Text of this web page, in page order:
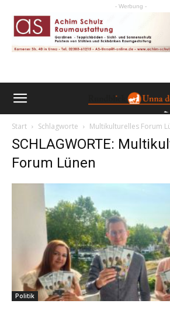
- Werbung -
Start Schlagworte Multikulturelles Forum
SCHLAGWORTE:
Forum Lünen
Politik